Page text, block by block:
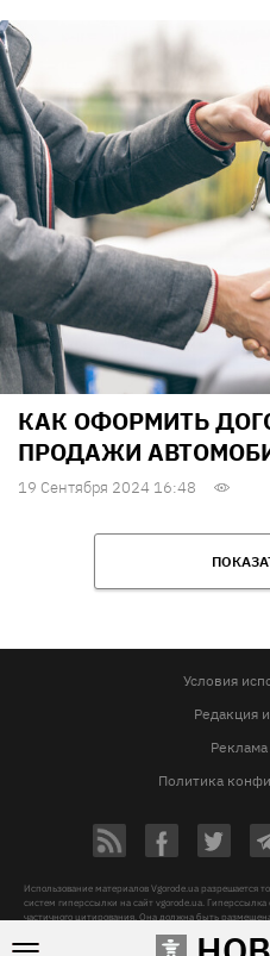
КАК ОФОРМИТЬ
ПРОДАЖИ
19 Сентября 2024 16:48
Условия
Редакция
Реклама
Политика
Использование материалов Vgorode.ua разрешается
систем гиперссылки на сайт vgorode.ua.
частичного цитирования. Она должна быть
vgorode.ua и автора.